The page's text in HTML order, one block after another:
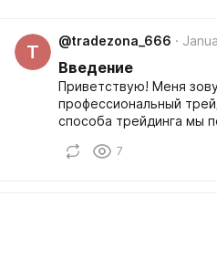
T
@tradezona_666
Введение
Приветствую! Меня
профессиональный
способа трейдинга мы
7